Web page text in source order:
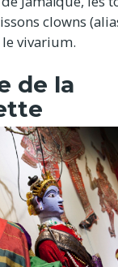
clowns
vivarium.
de la